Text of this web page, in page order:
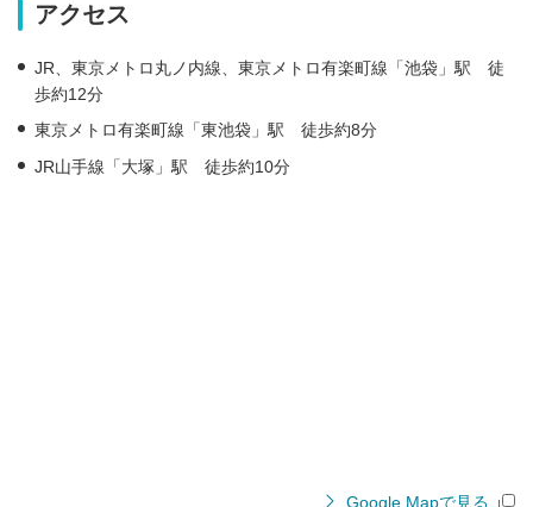
アクセス
JR、東京メトロ丸ノ内線、東京メトロ有楽町線「池袋」駅 徒
歩約12分
東京メトロ有楽町線「東池袋」駅 徒歩約8分
JR山手線「大塚」駅 徒歩約10分
Google Mapで見る